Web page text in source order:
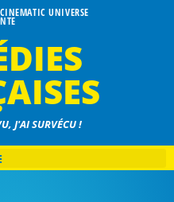
UNIVERSE
J'AI SURVÉCU !